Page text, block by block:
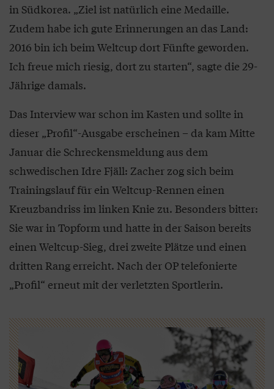
in Südkorea. „Ziel ist natürlich eine Medaille.
Zudem habe ich gute Erinnerungen an das Land:
2016 bin ich beim Weltcup dort Fünfte geworden.
Ich freue mich riesig, dort zu starten“, sagte die 29-
Jährige damals.
Das Interview war schon im Kasten und sollte in
dieser „Profil“-Ausgabe erscheinen – da kam Mitte
Januar die Schreckensmeldung aus dem
schwedischen Idre Fjäll: Zacher zog sich beim
Trainingslauf für ein Weltcup-Rennen einen
Kreuzbandriss im linken Knie zu. Besonders bitter:
Sie war in Topform und hatte in der Saison bereits
einen Weltcup-Sieg, drei zweite Plätze und einen
dritten Rang erreicht. Nach der OP telefonierte
„Profil“ erneut mit der verletzten Sportlerin.